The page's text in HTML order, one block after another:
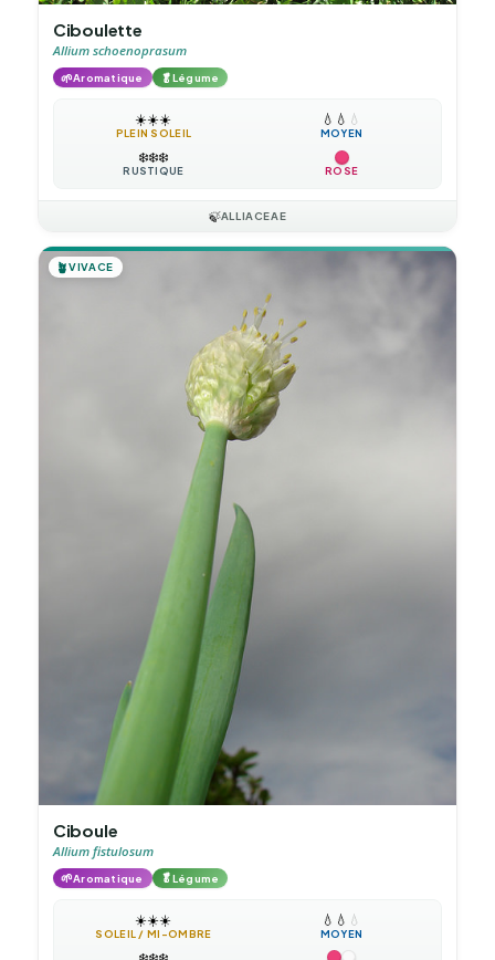
Ciboulette
Allium schoenoprasum
🌱Aromatique 🥬Légume
☀️☀️☀️
PLEIN SOLEIL
💧 💧 💧
MOYEN
❄️❄️❄️
RUSTIQUE ROSE
🍃ALLIACEAE
🪴VIVACE
Ciboule
Allium fistulosum
🌱Aromatique 🥬Légume
☀️☀️☀️
SOLEIL / MI-OMBRE
💧 💧 💧
MOYEN